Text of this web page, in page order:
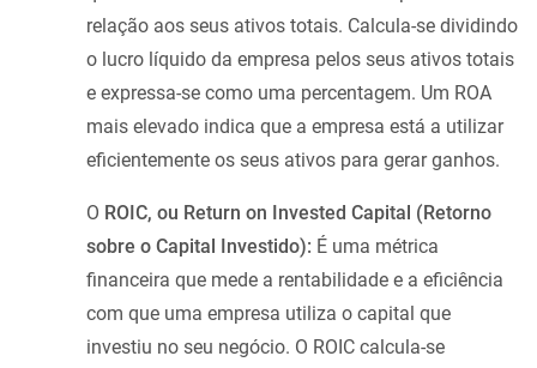
relação aos seus ativos totais. Calcula-se dividindo
o lucro líquido da empresa pelos seus ativos totais
e expressa-se como uma percentagem. Um ROA
mais elevado indica que a empresa está a utilizar
eficientemente os seus ativos para gerar ganhos.
O ROIC, ou Return on Invested Capital (Retorno
sobre o Capital Investido): É uma métrica
financeira que mede a rentabilidade e a eficiência
com que uma empresa utiliza o capital que
investiu no seu negócio. O ROIC calcula-se